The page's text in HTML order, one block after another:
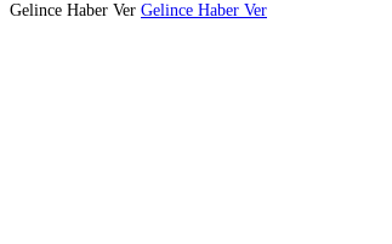
Gelince Haber Ver Gelince Haber Ver